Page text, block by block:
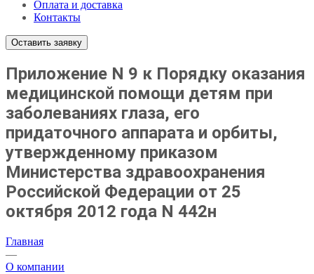
Оплата и доставка
Контакты
Оставить заявку
Приложение N 9 к Порядку оказания
медицинской помощи детям при
заболеваниях глаза, его
придаточного аппарата и орбиты,
утвержденному приказом
Министерства здравоохранения
Российской Федерации от 25
октября 2012 года N 442н
Главная
—
О компании